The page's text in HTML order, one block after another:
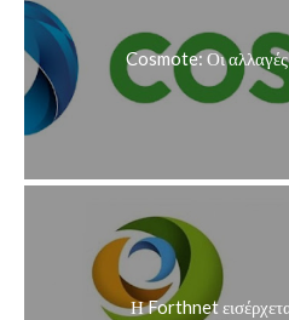
Cosmote: Οι αλλαγές
Η Forthnet